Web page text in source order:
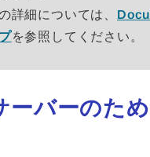
詳細については、
を参照してください。
ーバーのた